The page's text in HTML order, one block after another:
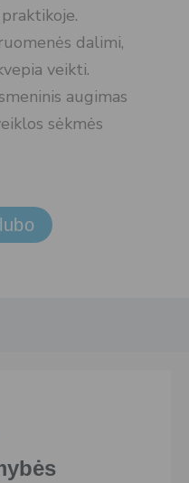
dalimi,
veikti.
augimas
sėkmės